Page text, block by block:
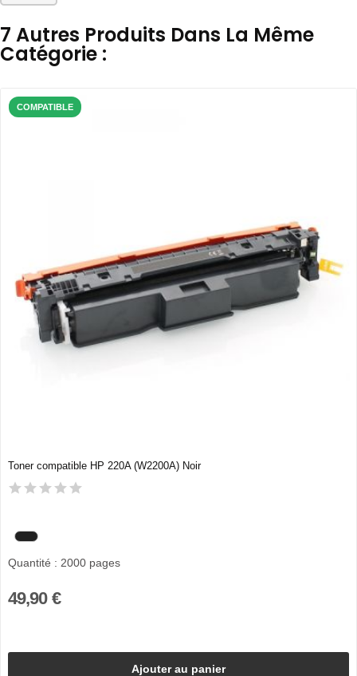
7 Autres Produits Dans La Même
Catégorie :
COMPATIBLE
Toner compatible HP 220A (W2200A) Noir
Quantité : 2000 pages
49,90 €
Ajouter au panier